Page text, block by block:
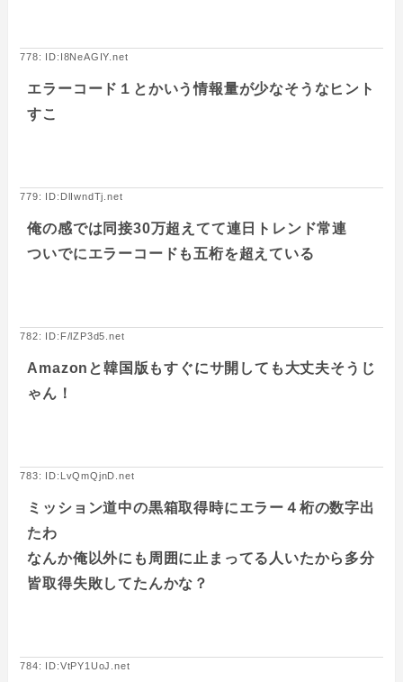
778: ID:I8NeAGIY.net
エラーコード１とかいう情報量が少なそうなヒント
すこ
779: ID:DlIwndTj.net
俺の感では同接30万超えてて連日トレンド常連
ついでにエラーコードも五桁を超えている
782: ID:F/lZP3d5.net
Amazonと韓国版もすぐにサ開しても大丈夫そうじ
ゃん！
783: ID:LvQmQjnD.net
ミッション道中の黒箱取得時にエラー４桁の数字出
たわ
なんか俺以外にも周囲に止まってる人いたから多分
皆取得失敗してたんかな？
784: ID:VtPY1UoJ.net